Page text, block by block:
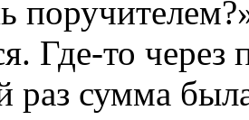
Где-то через
раз сумма